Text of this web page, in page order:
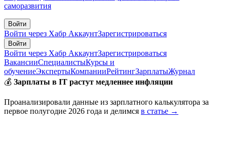
саморазвития
Войти
Войти через Хабр АккаунтЗарегистрироваться
Войти
Войти через Хабр АккаунтЗарегистрироваться
ВакансииСпециалистыКурсы и
обучениеЭкспертыКомпанииРейтингЗарплатыЖурнал
💰 Зарплаты в IT растут медленнее инфляции
Проанализировали данные из зарплатного калькулятора за
первое полугодие 2026 года и делимся в статье →